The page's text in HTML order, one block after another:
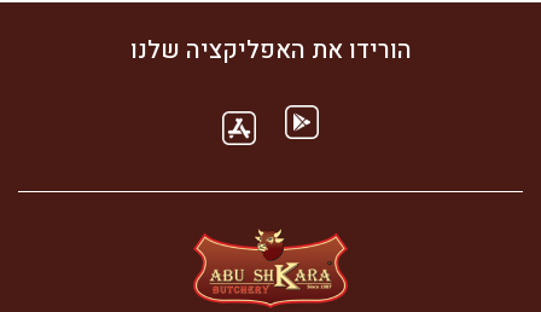
הורידו את האפליקציה שלנו